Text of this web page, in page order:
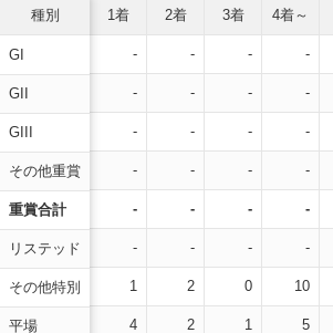
種別
GI
GII
GIII
その他重賞
重賞合計
リステッド
その他特別
平場
1着 2着 3着 4着～
- - - -
- - - -
- - - -
- - - -
- - - -
- - - -
1 2 0 10
4 2 1 5